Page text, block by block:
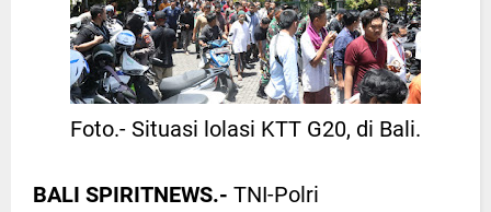
Foto.- Situasi lolasi KTT G20, di Bali.
BALI SPIRITNEWS.- TNI-Polri